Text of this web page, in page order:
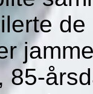
85-